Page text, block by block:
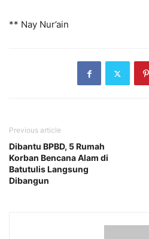
** Nay Nur’ain
Previous article
Dibantu BPBD, 5 Rumah
Korban Bencana Alam di
Batutulis Langsung
Dibangun